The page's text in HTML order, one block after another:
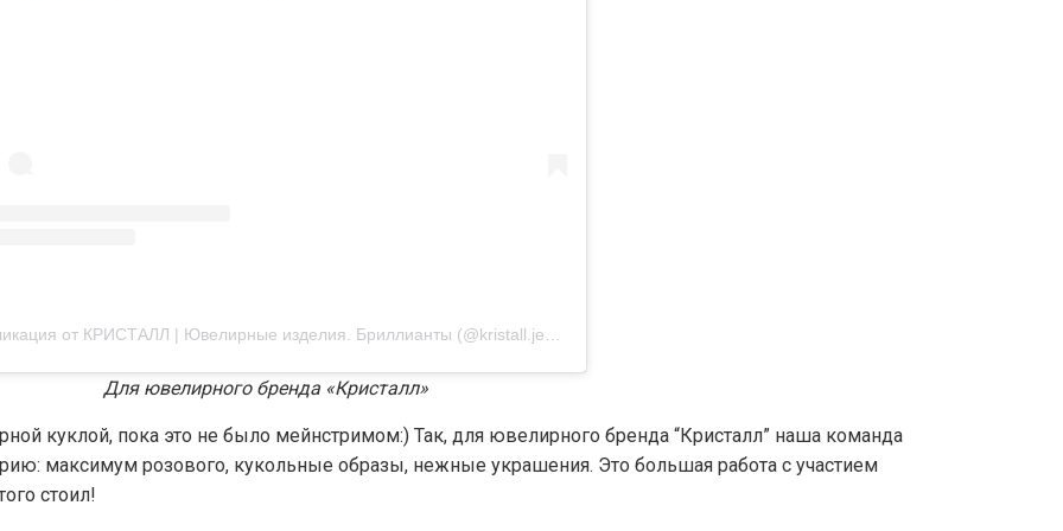
Для ювелирного бренда «Кристалл»
куклой, пока это не было мейнстримом:) Так, для ювелирного бренда “Кристалл” наша команда
максимум розового, кукольные образы, нежные украшения. Это большая работа с участием
стоил!